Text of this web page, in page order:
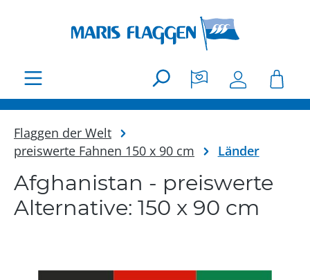
Flaggen der Welt
preiswerte Fahnen 150 x 90 cm
Länder
Afghanistan - preiswerte
Alternative: 150 x 90 cm